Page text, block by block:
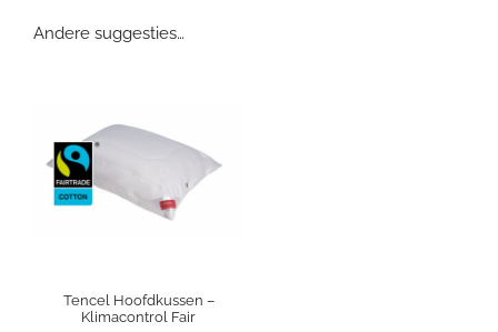
Andere suggesties…
Tencel Hoofdkussen –
Klimacontrol Fair